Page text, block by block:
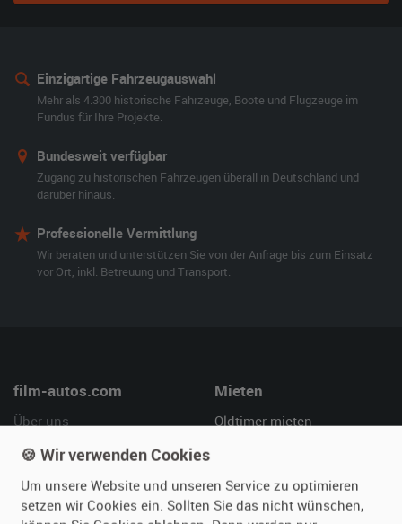
Einzigartige Fahrzeugauswahl
Mehr als 4.300 historische Fahrzeuge, Boote und Flugzeuge im
Fundus für Ihre Projekte.
Bundesweit verfügbar
Zugang zu historischen Fahrzeugen überall in Deutschland und
darüber hinaus.
Professionelle Vermittlung
Wir beraten und unterstützen Sie von der Anfrage bis zum Einsatz
vor Ort, inkl. Betreuung und Transport.
film-autos.com
Über uns
Leistungen
Kundenmeinungen
Mieten
Oldtimer mieten
Service
🍪 Wir verwenden Cookies
Um unsere Website und unseren Service zu optimieren
setzen wir Cookies ein. Sollten Sie das nicht wünschen,